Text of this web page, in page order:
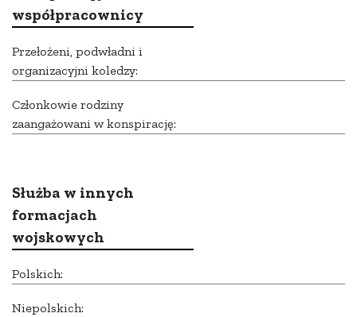
współpracownicy
Przełożeni, podwładni i
organizacyjni koledzy:
Członkowie rodziny
zaangażowani w konspirację:
Służba w innych
formacjach
wojskowych
Polskich:
Niepolskich: